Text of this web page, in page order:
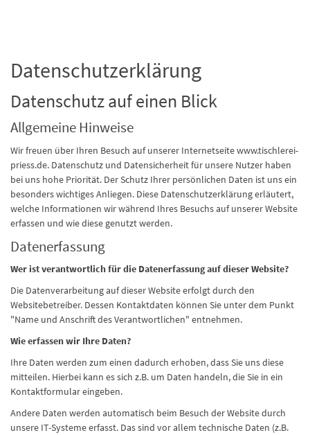
Datenschutzerklärung
Datenschutz auf einen Blick
Allgemeine Hinweise
Wir freuen über Ihren Besuch auf unserer Internetseite www.tischlerei-
priess.de. Datenschutz und Datensicherheit für unsere Nutzer haben
bei uns hohe Priorität. Der Schutz Ihrer persönlichen Daten ist uns ein
besonders wichtiges Anliegen. Diese Datenschutzerklärung erläutert,
welche Informationen wir während Ihres Besuchs auf unserer Website
erfassen und wie diese genutzt werden.
Datenerfassung
Wer ist verantwortlich für die Datenerfassung auf dieser Website?
Die Datenverarbeitung auf dieser Website erfolgt durch den
Websitebetreiber. Dessen Kontaktdaten können Sie unter dem Punkt
"Name und Anschrift des Verantwortlichen" entnehmen.
Wie erfassen wir Ihre Daten?
Ihre Daten werden zum einen dadurch erhoben, dass Sie uns diese
mitteilen. Hierbei kann es sich z.B. um Daten handeln, die Sie in ein
Kontaktformular eingeben.
Andere Daten werden automatisch beim Besuch der Website durch
unsere IT-Systeme erfasst. Das sind vor allem technische Daten (z.B.